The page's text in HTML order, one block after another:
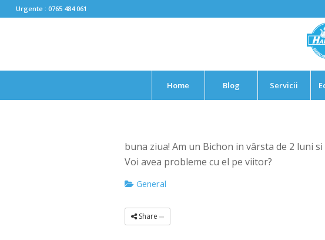
Urgente : 0765 484 061
Home Blog Servicii
buna ziua! Am un Bichon in vârsta de 2 luni
Voi avea probleme cu el pe viitor?
General
Share